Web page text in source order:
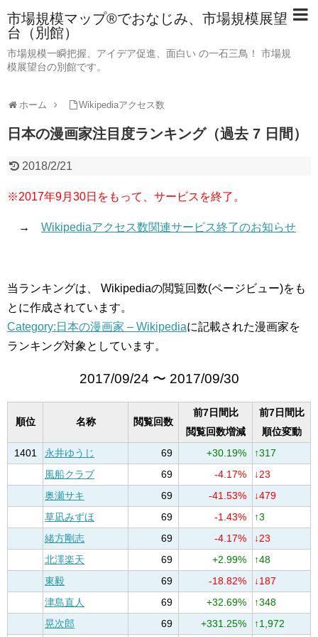
市場規模マップ®でおなじみ、市場規模展望
台（別館）
市場規模一瞬把握、アイデア促進、面白い の一石三鳥！ 市場規
模展望台の別館です。
ホーム Wikipediaアクセス数
日本の漫画家注目度ランキング（過去 7 日間）
2018/2/21
※2017年9月30日をもって、サービスを終了。
→ Wikipediaアクセス数関連サービス終了のお知らせ
当ランキングは、 Wikipediaの閲覧回数(ページビュー)をも
とに作成されています。
Category:日本の漫画家 – Wikipediaに記載された漫画家を
ランキング対象としています。
2017/09/24 〜 2017/09/30
順位 名称 閲覧回数
前7日間比
閲覧回数増減
前7日間比
順位変動
1401
永井ゆうじ 69 +30.19%
↑317
風船クラブ
69 -4.17%
↓23
奥瀬サキ
69 -41.53%
↓479
草凪みずほ
69 -1.43%
↑3
緒方剛志
69 -4.17%
↓23
北澤楽天
69 +2.99%
↑48
東毅
69 -18.82%
↓187
津島直人
69 +32.69%
↑348
晃次郎
69 +331.25% ↑1,972